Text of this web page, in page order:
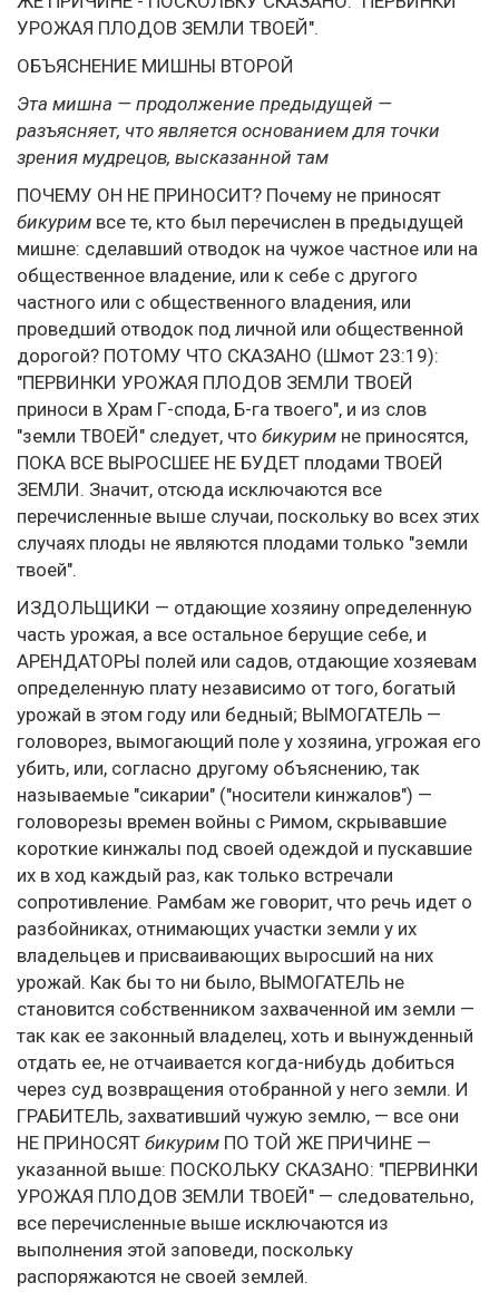
УРОЖАЯ ПЛОДОВ ЗЕМЛИ ТВОЕЙ".
ОБЪЯСНЕНИЕ МИШНЫ ВТОРОЙ
Эта мишна — продолжение предыдущей —
разъясняет, что является основанием для точки
зрения мудрецов, высказанной там
ПОЧЕМУ ОН НЕ ПРИНОСИТ? Почему не приносят
бикурим все те, кто был перечислен в предыдущей
мишне: сделавший отводок на чужое частное или на
общественное владение, или к себе с другого
частного или с общественного владения, или
проведший отводок под личной или общественной
дорогой? ПОТОМУ ЧТО СКАЗАНО (Шмот 23:19):
"ПЕРВИНКИ УРОЖАЯ ПЛОДОВ ЗЕМЛИ ТВОЕЙ
приноси в Храм Г-спода, Б-га твоего", и из слов
"земли ТВОЕЙ" следует, что бикурим не приносятся,
ПОКА ВСЕ ВЫРОСШЕЕ НЕ БУДЕТ плодами ТВОЕЙ
ЗЕМЛИ. Значит, отсюда исключаются все
перечисленные выше случаи, поскольку во всех этих
случаях плоды не являются плодами только "земли
твоей".
ИЗДОЛЬЩИКИ — отдающие хозяину определенную
часть урожая, а все остальное берущие себе, и
АРЕНДАТОРЫ полей или садов, отдающие хозяевам
определенную плату независимо от того, богатый
урожай в этом году или бедный; ВЫМОГАТЕЛЬ —
головорез, вымогающий поле у хозяина, угрожая его
убить, или, согласно другому объяснению, так
называемые "сикарии" ("носители кинжалов") —
головорезы времен войны с Римом, скрывавшие
короткие кинжалы под своей одеждой и пускавшие
их в ход каждый раз, как только встречали
сопротивление. Рамбам же говорит, что речь идет о
разбойниках, отнимающих участки земли у их
владельцев и присваивающих выросший на них
урожай. Как бы то ни было, ВЫМОГАТЕЛЬ не
становится собственником захваченной им земли —
так как ее законный владелец, хоть и вынужденный
отдать ее, не отчаивается когда-нибудь добиться
через суд возвращения отобранной у него земли. И
ГРАБИТЕЛЬ, захвативший чужую землю, — все они
НЕ ПРИНОСЯТ бикурим ПО ТОЙ ЖЕ ПРИЧИНЕ —
указанной выше: ПОСКОЛЬКУ СКАЗАНО: "ПЕРВИНКИ
УРОЖАЯ ПЛОДОВ ЗЕМЛИ ТВОЕЙ" — следовательно,
все перечисленные выше исключаются из
выполнения этой заповеди, поскольку
распоряжаются не своей землей.